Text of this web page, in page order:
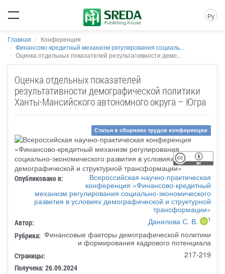
Ру
Главная
Конференция
Финансово-кредитный механизм регулирования социаль...
Оценка отдельных показателей результативности демо...
Оценка отдельных показателей
результативности демографической политики
Ханты-Мансийского автономного округа – Югра
Статья в сборнике трудов конференции
Опубликовано в:
Всероссийская научно-практическая
конференция «Финансово-кредитный
механизм регулирования социально-экономического
развития в условиях демографической и структурной
трансформации»
Автор: Данилова С. В. 1
Рубрика: Финансовые факторы демографической политики
и формирования кадрового потенциала
Страницы: 217-219
Получена: 26.09.2024